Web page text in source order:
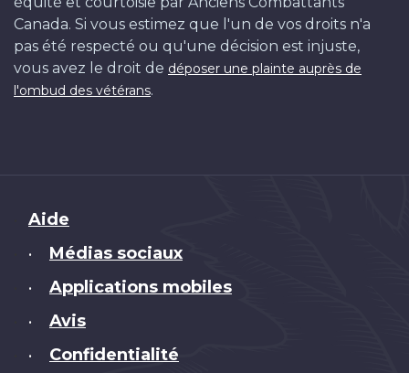
Canada. Si vous estimez que l'un de vos droits n'a
pas été respecté ou qu'une décision est injuste,
vous avez le droit de déposer une plainte auprès de
l'ombud des vétérans.
Brand
Aide
• Médias sociaux
• Applications mobiles
• Avis
• Confidentialité